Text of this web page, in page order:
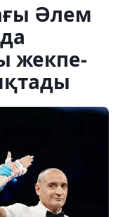
Әлем
жекпе-